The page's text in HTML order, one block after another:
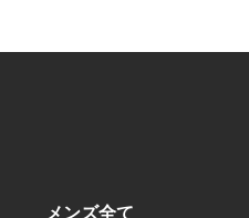
メンズ全て